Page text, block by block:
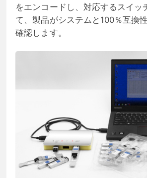
をエンコードし、対応するスイッ
て、製品がシステムと100％互換
確認します。